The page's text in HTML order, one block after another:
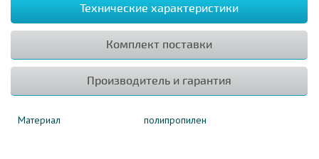
Технические характеристики
Комплект поставки
Производитель и гарантия
Материал полипропилен